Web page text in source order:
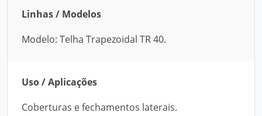
Linhas / Modelos
Modelo: Telha Trapezoidal TR 40.
Uso / Aplicações
Coberturas e fechamentos laterais.